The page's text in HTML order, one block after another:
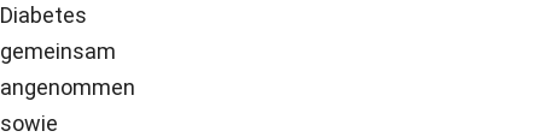
Diabetes
gemeinsam
angenommen
sowie